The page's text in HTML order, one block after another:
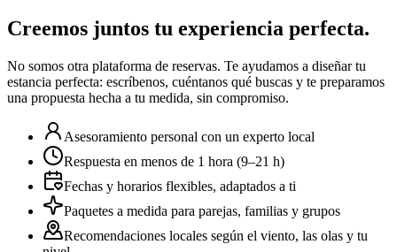
Creemos juntos tu experiencia perfecta.
No somos otra plataforma de reservas. Te ayudamos a diseñar tu
estancia perfecta: escríbenos, cuéntanos qué buscas y te preparamos
una propuesta hecha a tu medida, sin compromiso.
Asesoramiento personal con un experto local
Respuesta en menos de 1 hora (9–21 h)
Fechas y horarios flexibles, adaptados a ti
Paquetes a medida para parejas, familias y grupos
Recomendaciones locales según el viento, las olas y tu